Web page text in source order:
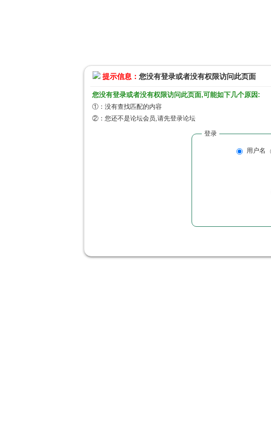
提示信息： 您没有登录或者没有权限访问此页面
您没有登录或者没有权限访问此页面,可能如下几个原因:
①：没有查找匹配的内容
②：您还不是论坛会员,请先登录论坛
登录
用户名